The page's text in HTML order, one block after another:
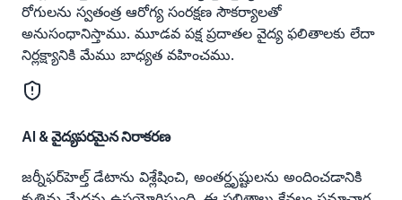
రోగులను స్వతంత్ర ఆరోగ్య సంరక్షణ సౌకర్యాలతో
అనుసంధానిస్తాము. మూడవ పక్ష ప్రదాతల వైద్య ఫలితాలకు లేదా
నిర్లక్ష్యానికి మేము బాధ్యత వహించము.
AI & వైద్యపరమైన నిరాకరణ
జర్నీఫర్‌హెల్త్ డేటాను విశ్లేషించి, అంతర్దృష్టులను అందించడానికి